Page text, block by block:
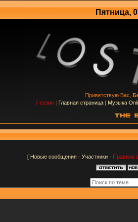
Пятница,
Приветствую Вас,
7 сезон | Главная страница | Музыка
[ Новые сообщения· Участники· Правила